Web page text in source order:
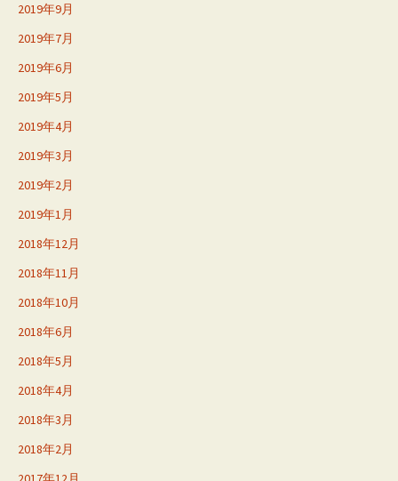
2019年9月
2019年7月
2019年6月
2019年5月
2019年4月
2019年3月
2019年2月
2019年1月
2018年12月
2018年11月
2018年10月
2018年6月
2018年5月
2018年4月
2018年3月
2018年2月